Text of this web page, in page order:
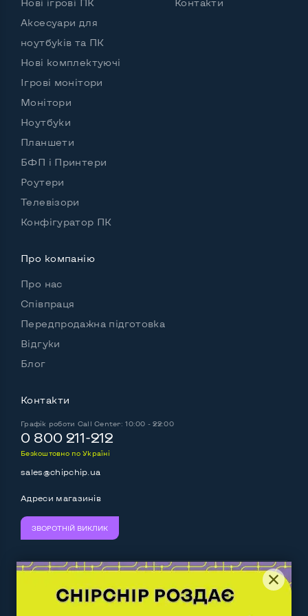
Да, спереди и сзади
Вихід USB 2.05 шт и более
Вихід USB 3.02-4 шт
Потужність блоку живлення, Вт
Особенности
Комплектація: системний блок, кабель живлення
Аксесуари для
ноутбуків та ПК
Нові комплектуючі
Ігрові монітори
Монітори
Ноутбуки
Планшети
БФП і Принтери
Роутери
Телевізори
Конфігуратор ПК
Про компанію
Про нас
Співпраця
Передпродажна підготовка
Відгуки
Блог
Контакти
Графік роботи Call Center: 10:00 - 22:00
0 800 211-212
Безкоштовно по Україні
sales@chipchip.ua
Адреси магазинів
ЗВОРОТНІЙ ВИКЛИК
Слідкуйте за нами: